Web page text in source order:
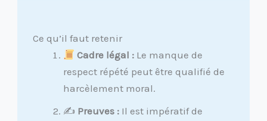
Ce qu’il faut retenir
Cadre légal : Le manque de
respect répété peut être qualifié de
harcèlement moral.
✍️ Preuves :Il est impératif de